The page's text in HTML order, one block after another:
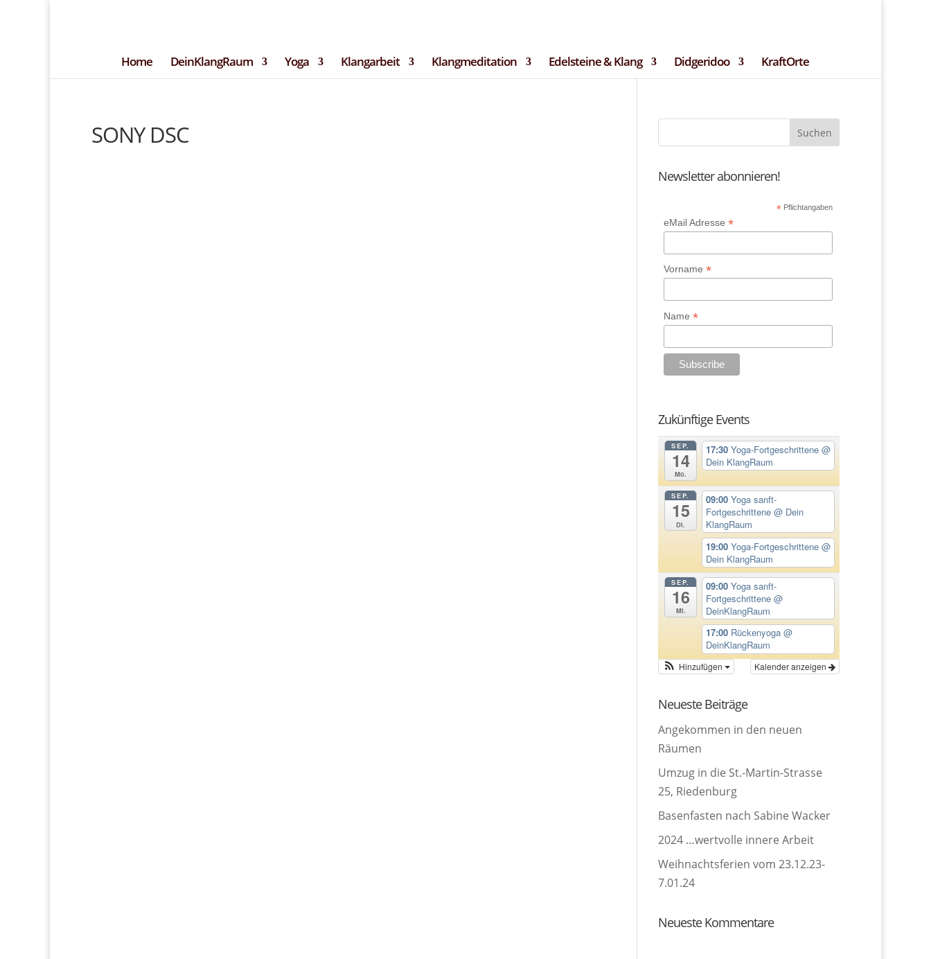
Home DeinKlangRaum Yoga Klangarbeit Klangmeditation Edelsteine & Klang Didgeridoo KraftOrte
SONY DSC
Newsletter abonnieren!
*Pflichtangaben
eMail Adresse*
Vorname*
Name*
Zukünftige Events
SEP.
14
Mo.
17:30 Yoga-Fortgeschrittene @
Dein KlangRaum
SEP.
15
Di.
09:00 Yoga sanft-
Fortgeschrittene @ Dein
KlangRaum
19:00 Yoga-Fortgeschrittene @
Dein KlangRaum
SEP.
16
Mi.
09:00 Yoga sanft-
Fortgeschrittene @
DeinKlangRaum
17:00 Rückenyoga @
DeinKlangRaum
Kalender anzeigen
Hinzufügen
Neueste Beiträge
Angekommen in den neuen
Räumen
Umzug in die St.-Martin-Strasse
25, Riedenburg
Basenfasten nach Sabine Wacker
2024 …wertvolle innere Arbeit
Weihnachtsferien vom 23.12.23-
7.01.24
Neueste Kommentare